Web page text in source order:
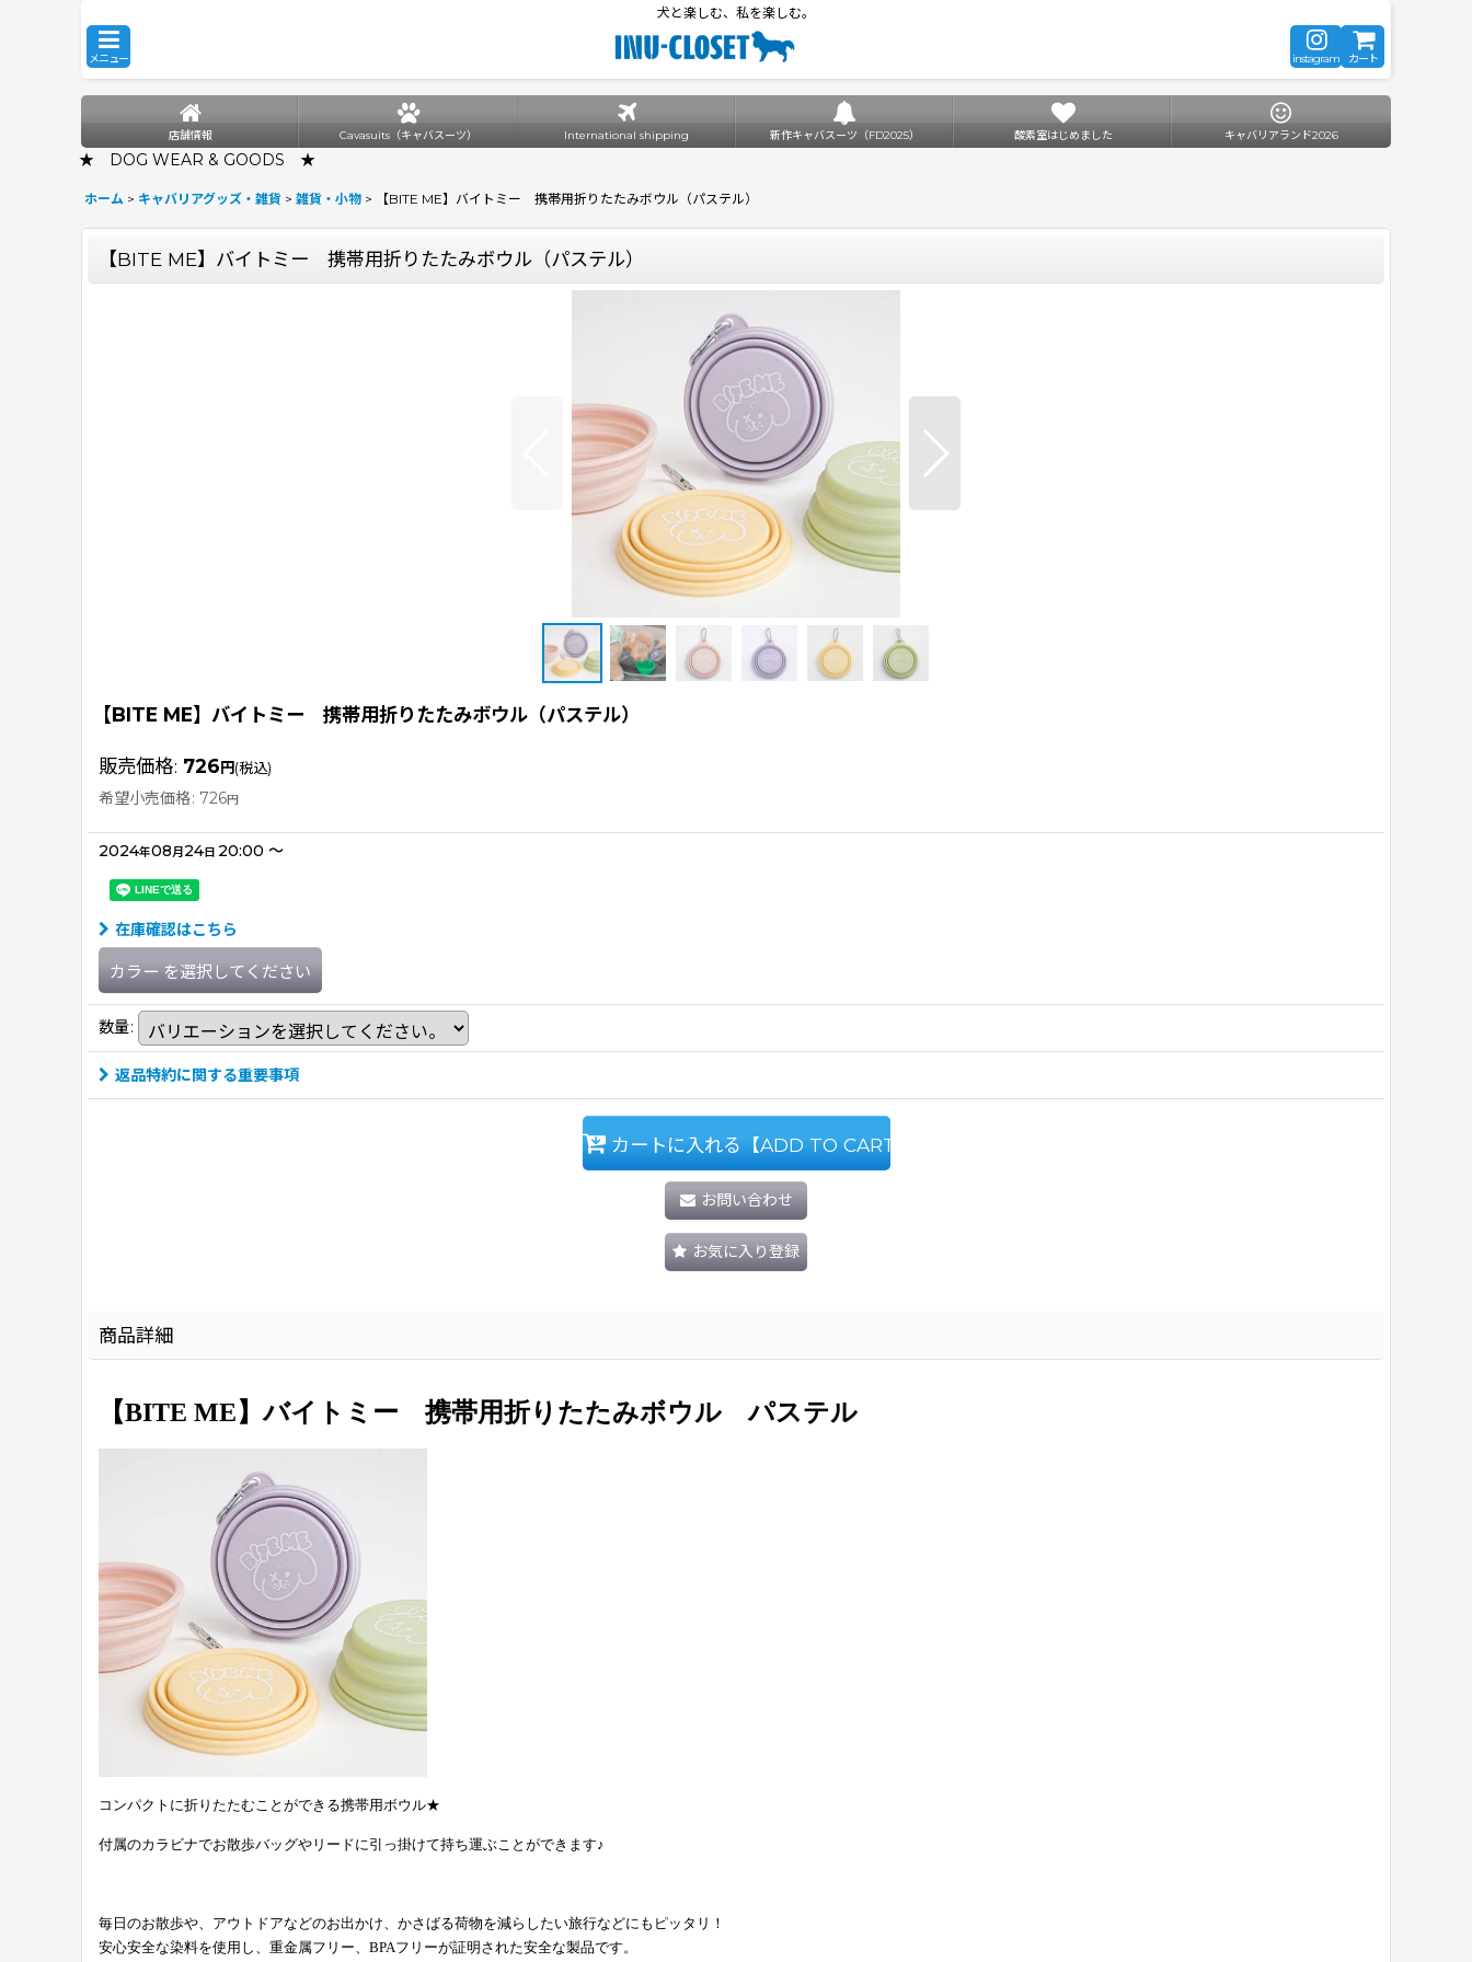
犬と楽しむ、私を楽しむ。
メニュー instagram カート
店舗情報 Cavasuits（キャバスーツ） International shipping 新作キャバスーツ（FD2025） 酸素室はじめました キャバリアランド2026
★ DOG WEAR & GOODS ★
ホーム > キャバリアグッズ・雑貨 > 雑貨・小物 > 【BITE ME】バイトミー 携帯用折りたたみボウル（パステル）
【BITE ME】バイトミー 携帯用折りたたみボウル（パステル）
【BITE ME】バイトミー 携帯用折りたたみボウル（パステル）
販売価格: 726円(税込)
希望小売価格: 726円
2024年08月 24日 20:00 ～
在庫確認はこちら
カラー を選択してください
数量:
返品特約に関する重要事項
カートに入れる【ADD TO CART】
お問い合わせ
お気に入り登録
商品詳細
【BITE ME】バイトミー 携帯用折りたたみボウル パステル
コンパクトに折りたたむことができる携帯用ボウル★
付属のカラビナでお散歩バッグやリードに引っ掛けて持ち運ぶことができます♪
毎日のお散歩や、アウトドアなどのお出かけ、かさばる荷物を減らしたい旅行などにもピッタリ！
安心安全な染料を使用し、重金属フリー、BPAフリーが証明された安全な製品です。